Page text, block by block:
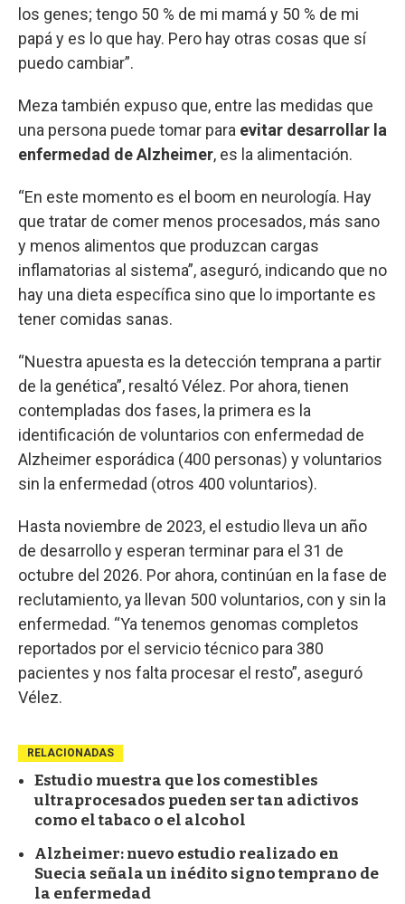
los genes; tengo 50 % de mi mamá y 50 % de mi
papá y es lo que hay. Pero hay otras cosas que sí
puedo cambiar”.
Meza también expuso que, entre las medidas que
una persona puede tomar para evitar desarrollar la
enfermedad de Alzheimer, es la alimentación.
“En este momento es el boom en neurología. Hay
que tratar de comer menos procesados, más sano
y menos alimentos que produzcan cargas
inflamatorias al sistema”, aseguró, indicando que no
hay una dieta específica sino que lo importante es
tener comidas sanas.
“Nuestra apuesta es la detección temprana a partir
de la genética”, resaltó Vélez. Por ahora, tienen
contempladas dos fases, la primera es la
identificación de voluntarios con enfermedad de
Alzheimer esporádica (400 personas) y voluntarios
sin la enfermedad (otros 400 voluntarios).
Hasta noviembre de 2023, el estudio lleva un año
de desarrollo y esperan terminar para el 31 de
octubre del 2026. Por ahora, continúan en la fase de
reclutamiento, ya llevan 500 voluntarios, con y sin la
enfermedad. “Ya tenemos genomas completos
reportados por el servicio técnico para 380
pacientes y nos falta procesar el resto”, aseguró
Vélez.
RELACIONADAS
Estudio muestra que los comestibles
ultraprocesados pueden ser tan adictivos
como el tabaco o el alcohol
Alzheimer: nuevo estudio realizado en
Suecia señala un inédito signo temprano de
la enfermedad